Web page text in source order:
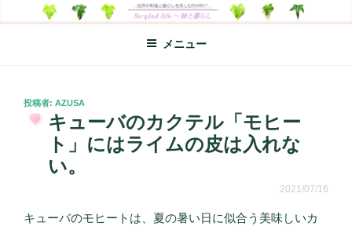
ン
ン
SO-GLAD LIFE～旅と暮らし
世界の料理のエッセイやレシピ、シンプルライフ、楽しい暮らしなどを
綴る、世界248か国を旅した松本あづさのDIARYです
メニュー
投
稿
投稿者: AZUSA
キューバのカクテル「モヒー
ト」にはライムの皮は入れな
い。
2021/07/16
キューバのモヒートは、夏の暑い日に似合う美味しいカ